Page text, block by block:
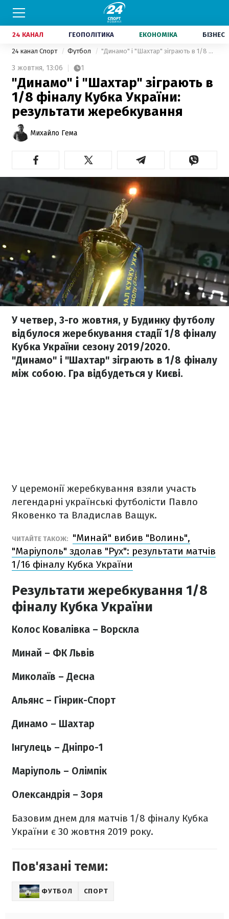
24 КАНАЛ ГЕОПОЛІТИКА ЕКОНОМІКА БІЗНЕС
24 канал Спорт Футбол "Динамо" і "Шахтар" зіграють в 1/8 фіналу Кубка України: результати жеребкування
3 жовтня, 13:06 1
"Динамо" і "Шахтар" зіграють в
1/8 фіналу Кубка України:
результати жеребкування
Михайло Гема
У четвер, 3-го жовтня, у Будинку футболу
відбулося жеребкування стадії 1/8 фіналу
Кубка України сезону 2019/2020.
"Динамо" і "Шахтар" зіграють в 1/8 фіналу
між собою. Гра відбудеться у Києві.
У церемонії жеребкування взяли участь
легендарні українські футболісти Павло
Яковенко та Владислав Ващук.
ЧИТАЙТЕ ТАКОЖ:
"Минай" вибив "Волинь",
"Маріуполь" здолав "Рух": результати матчів
1/16 фіналу Кубка України
Результати жеребкування 1/8
фіналу Кубка України
Колос Ковалівка – Ворскла
Минай – ФК Львів
Миколаїв – Десна
Альянс – Гінрик-Спорт
Динамо – Шахтар
Інгулець – Дніпро-1
Маріуполь – Олімпік
Олександрія – Зоря
Базовим днем для матчів 1/8 фіналу Кубка
України є 30 жовтня 2019 року.
Пов'язані теми:
ФУТБОЛ СПОРТ